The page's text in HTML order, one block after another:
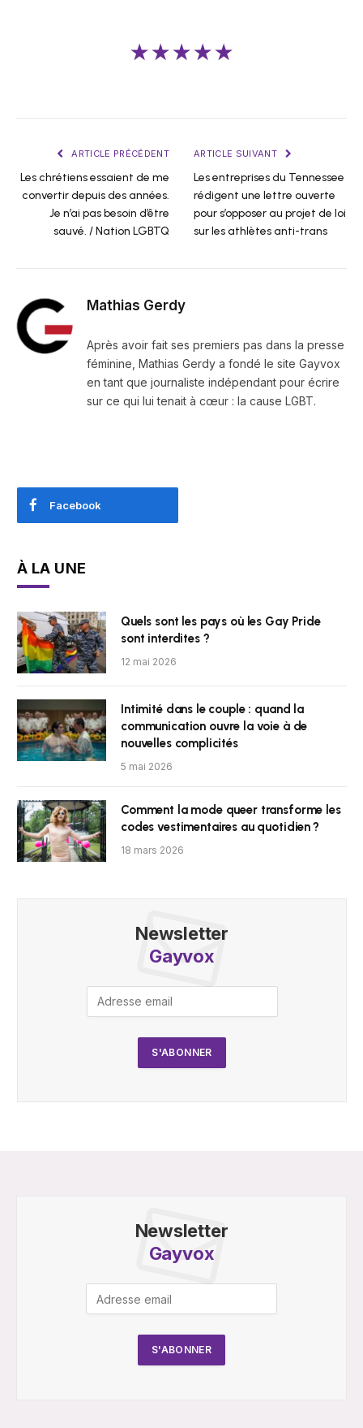
★★★★★
ARTICLE PRÉCÉDENT
Les chrétiens essaient de me
convertir depuis des années.
Je n’ai pas besoin d’être
sauvé. / Nation LGBTQ
ARTICLE SUIVANT
Les entreprises du Tennessee
rédigent une lettre ouverte
pour s’opposer au projet de loi
sur les athlètes anti-trans
Mathias Gerdy
Après avoir fait ses premiers pas dans la presse
féminine, Mathias Gerdy a fondé le site Gayvox
en tant que journaliste indépendant pour écrire
sur ce qui lui tenait à cœur : la cause LGBT.
Facebook
À LA UNE
Quels sont les pays où les Gay Pride
sont interdites ?
12 mai 2026
Intimité dans le couple : quand la
communication ouvre la voie à de
nouvelles complicités
5 mai 2026
Comment la mode queer transforme les
codes vestimentaires au quotidien ?
18 mars 2026
Newsletter
Gayvox
Newsletter
Gayvox